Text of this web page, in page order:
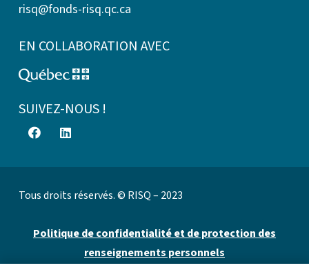
risq@fonds-risq.qc.ca
EN COLLABORATION AVEC
SUIVEZ-NOUS !
Tous droits réservés. © RISQ – 2023
Politique de confidentialité et de protection des
renseignements personnels